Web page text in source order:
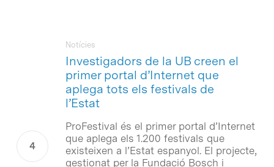
Investigadors de la UB creen el
primer portal d’Internet que
aplega tots els festivals de
l’Estat
Notícies
ProFestival és el primer portal d’Internet
que aplega els 1.200 festivals que
existeixen a l’Estat espanyol. El projecte,
gestionat per la Fundació Bosch i